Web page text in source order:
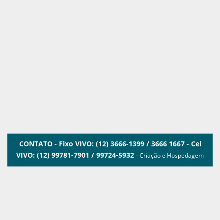
CONTATO - Fixo VIVO: (12) 3666-1399 / 3666 1667 - Cel
VIVO: (12) 99781-7901 / 99724-5932 - Criação e Hospedagem